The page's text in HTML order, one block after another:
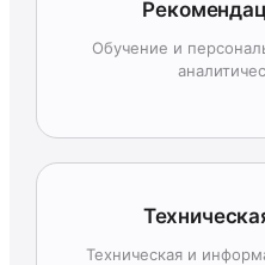
Обучение и
Техническая и